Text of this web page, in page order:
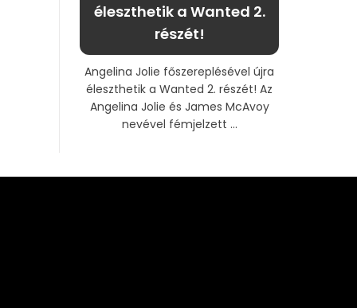
éleszthetik a Wanted 2.
részét!
Angelina Jolie főszereplésével újra
éleszthetik a Wanted 2. részét! Az
Angelina Jolie és James McAvoy
nevével fémjelzett ...